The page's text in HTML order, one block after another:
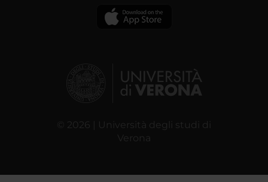
© 2026 | Università degli studi di
Verona